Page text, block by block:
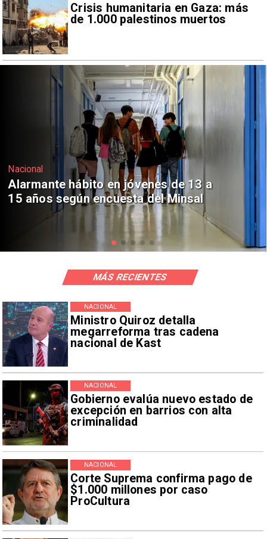
Crisis humanitaria en Gaza: más
de 1.000 palestinos muertos
Regiones
Aprueban creación del Parque
Sebastián Piñera con inversión de $4
mil millones
Ministro Quiroz detalla
megarreforma tras cadena
nacional de Kast
NACIONAL
Gobierno evalúa nuevo estado de
excepción en barrios con alta
criminalidad
NACIONAL
Corte Suprema confirma pago de
$1.000 millones por caso
ProCultura
NACIONAL
MÁS RECIENTES